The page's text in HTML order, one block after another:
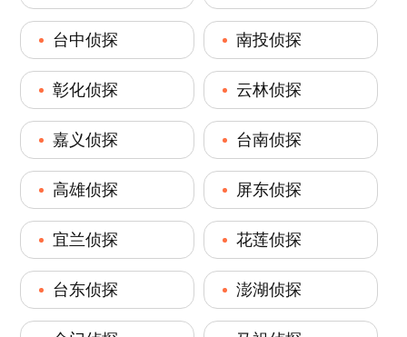
台中侦探 南投侦探
彰化侦探 云林侦探
嘉义侦探 台南侦探
高雄侦探 屏东侦探
宜兰侦探 花莲侦探
台东侦探 澎湖侦探